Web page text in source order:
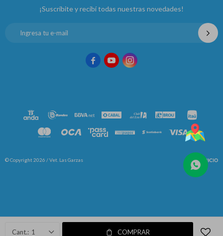
1 COMPRAR
¡Suscribite y recibí todas nuestras novedades!
  
© Copyright 2026 / Vet. Las Garzas
Fenicio